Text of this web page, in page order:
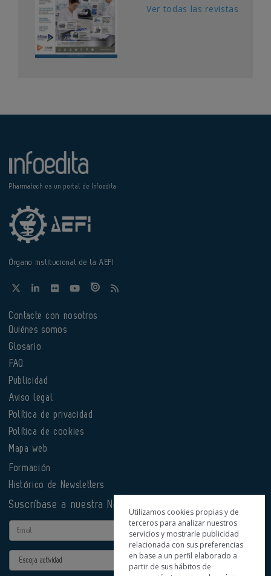
Ver todas las revistas
Pharmatech es un portal de Infoedita
Órgano institucional de la AEFI
Contacte con nosotros
Quiénes somos
Glosario
FAQ
Publicidad
Aviso legal
Política de privacidad
Política de cookies
Mapa web
Formación
Histórico de Newsletters
Suscríbase a nuestra Newsletter
Email
Actividad
Utilizamos cookies propias y de
terceros para analizar nuestros
servicios y mostrarle publicidad
relacionada con sus preferencias
en base a un perfil elaborado a
partir de sus hábitos de